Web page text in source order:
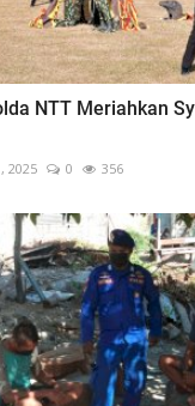
NTT Meriahkan
2025 0 356